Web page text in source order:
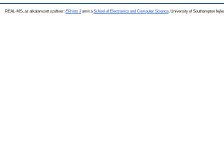
REAL-MS, az alkalamzott szoftver: EPrints 3amit a School of Electronics and Computer Science , University of Southampton